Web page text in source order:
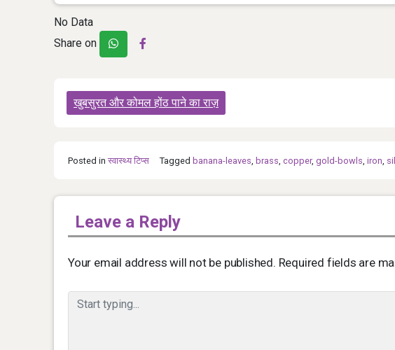
No Data
Share on
Post
navigation
खुबसुरत और कोमल होंठ पाने का राज़
Posted in स्‍वास्‍थ्‍य टिप्‍स Tagged banana-leaves, brass, copper, gold-bowls, iron,
Leave a Reply
Your email address will not be published. Required fields are